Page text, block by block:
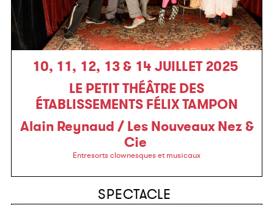
10, 11, 12, 13 & 14 JUILLET 2025
LE PETIT THÉÂTRE DES
ÉTABLISSEMENTS FÉLIX TAMPON
Alain Reynaud / Les Nouveaux Nez &
Cie
Entresorts clownesques et musicaux
SPECTACLE